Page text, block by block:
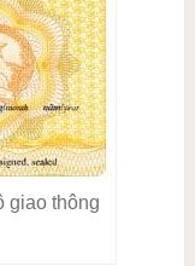
giao thông